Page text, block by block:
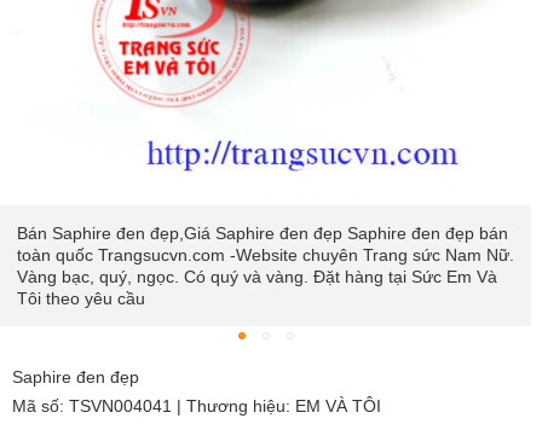
Bán Saphire đen đẹp,Giá Saphire đen đẹp Saphire đen đẹp bán
toàn quốc Trangsucvn.com -Website chuyên Trang sức Nam Nữ.
Vàng bạc, quý, ngọc. Có quý và vàng. Đặt hàng tại Sức Em Và
Tôi theo yêu cầu
Saphire đen đẹp
Mã số: TSVN004041 | Thương hiệu: EM VÀ TÔI